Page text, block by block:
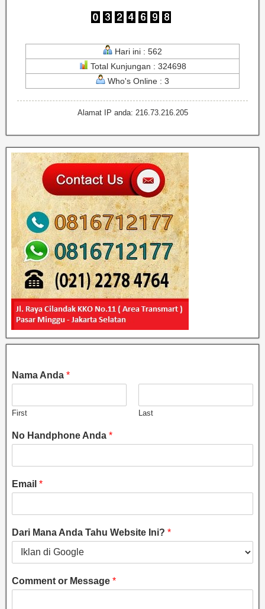
Hari ini : 562
Total Kunjungan : 324698
Who's Online : 3
Alamat IP anda: 216.73.216.205
Nama Anda *
First Last
No Handphone Anda *
Email *
Dari Mana Anda Tahu Website Ini? *
Comment or Message *